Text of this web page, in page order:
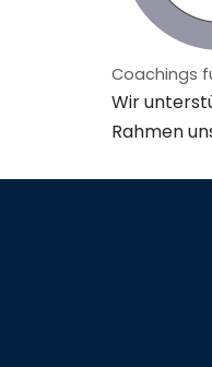
Coachings
Wir
Rahmen